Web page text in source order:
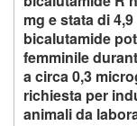
mg e stata di
bicalutamide
femminile
a circa 0,3
richiesta per
animali da